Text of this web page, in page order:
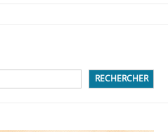
RECHERCHER